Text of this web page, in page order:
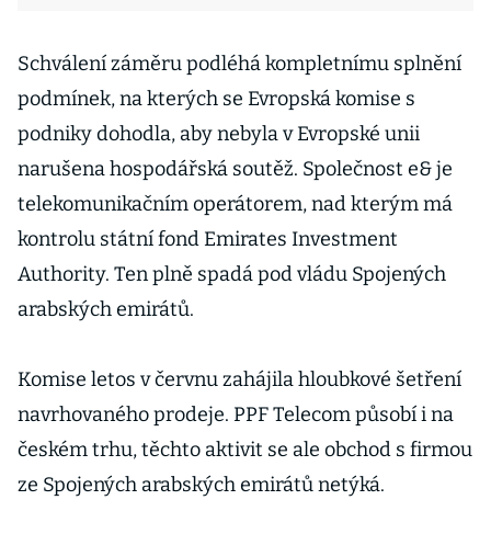
Schválení záměru podléhá kompletnímu splnění
podmínek, na kterých se Evropská komise s
podniky dohodla, aby nebyla v Evropské unii
narušena hospodářská soutěž. Společnost e& je
telekomunikačním operátorem, nad kterým má
kontrolu státní fond Emirates Investment
Authority. Ten plně spadá pod vládu Spojených
arabských emirátů.
Komise letos v červnu zahájila hloubkové šetření
navrhovaného prodeje. PPF Telecom působí i na
českém trhu, těchto aktivit se ale obchod s firmou
ze Spojených arabských emirátů netýká.